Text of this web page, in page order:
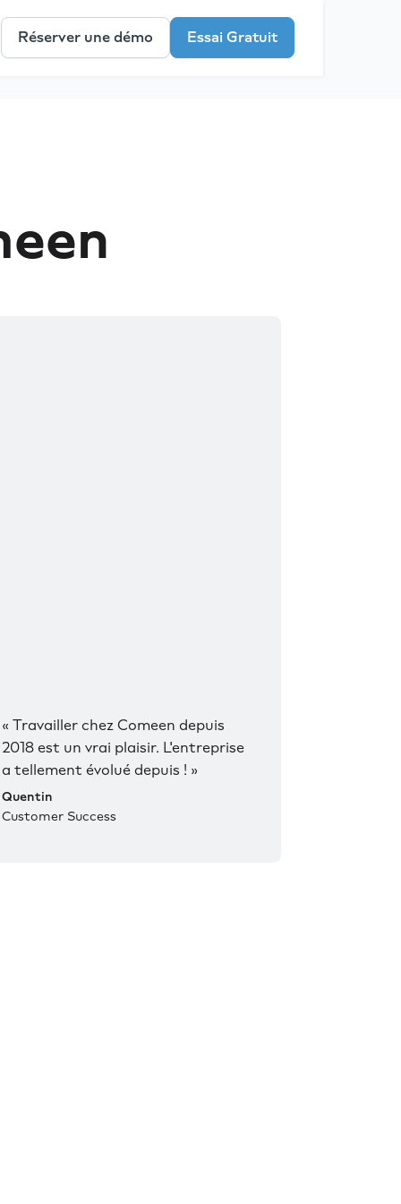
Réserver une démo Essai Gratuit
« Travailler chez Comeen depuis
2018 est un vrai plaisir. L'entreprise
a tellement évolué depuis ! »
Quentin
Customer Success